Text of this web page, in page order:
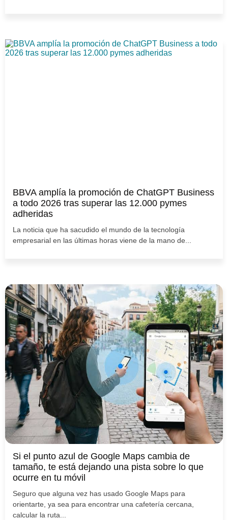
BBVA amplía la promoción de ChatGPT Business
a todo 2026 tras superar las 12.000 pymes
adheridas
La noticia que ha sacudido el mundo de la tecnología
empresarial en las últimas horas viene de la mano de...
Si el punto azul de Google Maps cambia de
tamaño, te está dejando una pista sobre lo que
ocurre en tu móvil
Seguro que alguna vez has usado Google Maps para
orientarte, ya sea para encontrar una cafetería cercana,
calcular la ruta...